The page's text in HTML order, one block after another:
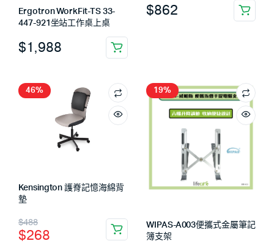
Ergotron WorkFit-TS 33-
447-921坐站工作桌上桌
$1,988
$862
46%
Kensington 護脊記憶海綿背
墊
$488
$268
19%
WIPAS-A003便攜式金屬筆記
簿支架